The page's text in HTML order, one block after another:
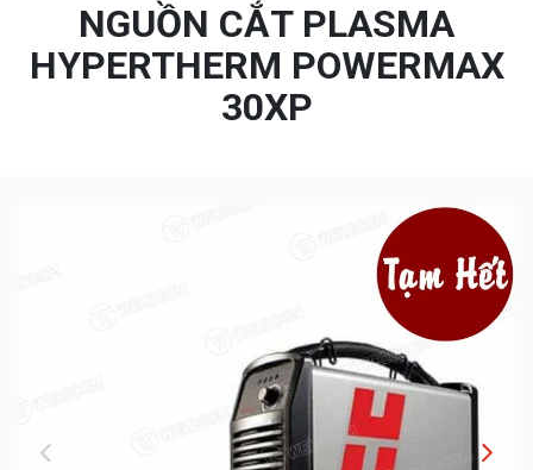
NGUỒN CẮT PLASMA
HYPERTHERM POWERMAX
30XP